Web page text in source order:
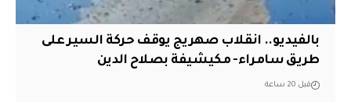
بالفيديو.. انقلاب صهريج يوقف حركة السير على
طريق سامراء- مكيشيفة بصلاح الدين
قبل 20 ساعة